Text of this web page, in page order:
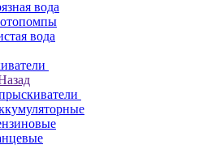
вода
вода